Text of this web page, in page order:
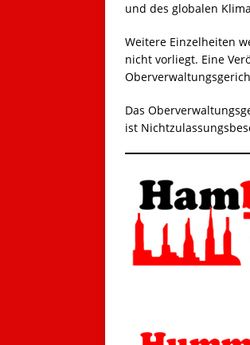
und des globalen
Weitere Einzelheiten
nicht vorliegt. Eine
Das
ist